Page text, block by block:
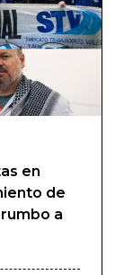
en
de
a